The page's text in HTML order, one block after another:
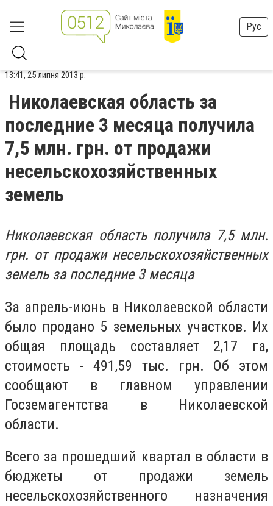
Рус
13:41, 25 липня 2013 р.
Николаевская область за
последние 3 месяца получила
7,5 млн. грн. от продажи
несельскохозяйственных
земель
Николаевская область получила 7,5 млн.
грн. от продажи несельскохозяйственных
земель за последние 3 месяца
За апрель-июнь в Николаевской области
было продано 5 земельных участков. Их
общая площадь составляет 2,17 га,
стоимость - 491,59 тыс. грн. Об этом
сообщают в главном управлении
Госземагентства в Николаевской
области.
Всего за прошедший квартал в области в
бюджеты от продажи земель
несельскохозяйственного назначения